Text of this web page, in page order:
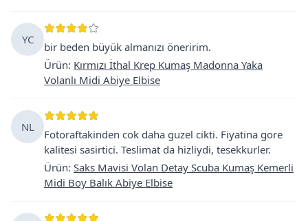
YC
bir beden büyük almanızı öneririm.
Ürün: Kırmızı İthal Krep Kumaş Madonna Yaka
Volanlı Midi Abiye Elbise
NL
Fotoraftakinden cok daha guzel cikti. Fiyatina gore
kalitesi sasirtici. Teslimat da hizliydi, tesekkurler.
Ürün: Saks Mavisi Volan Detay Scuba Kumaş Kemerli
Midi Boy Balık Abiye Elbise